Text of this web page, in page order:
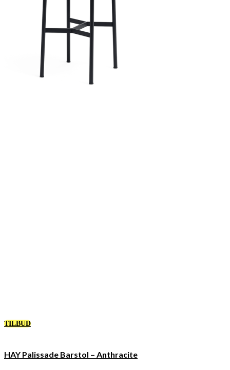
TILBUD
HAY Palissade Barstol – Anthracite